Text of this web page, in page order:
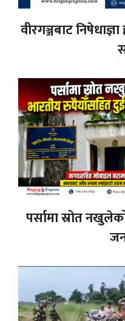
वीरगञ्जबाट
पर्सामा स्रोत